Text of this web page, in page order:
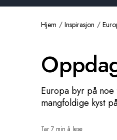
Hjem Inspirasjon
Europa byr på
mangfoldige kyst
Tar 7 min å lese